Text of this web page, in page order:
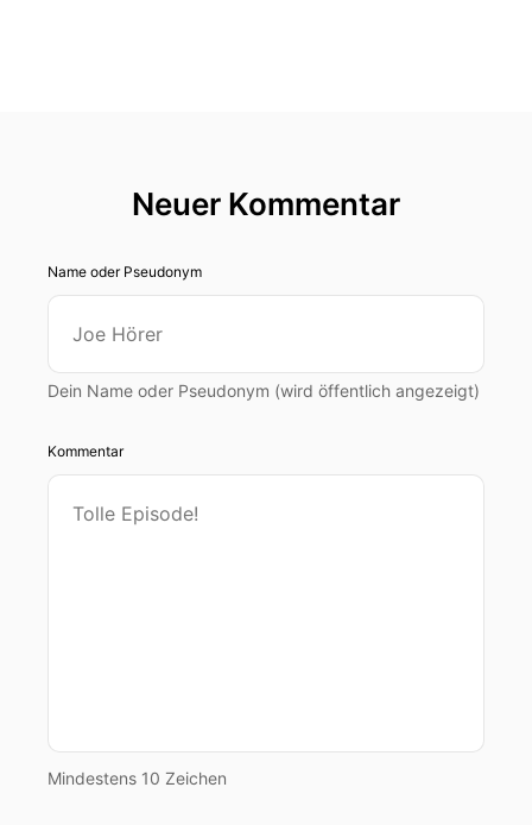
Neuer Kommentar
Name oder Pseudonym
Dein Name oder Pseudonym (wird öffentlich angezeigt)
Kommentar
Mindestens 10 Zeichen